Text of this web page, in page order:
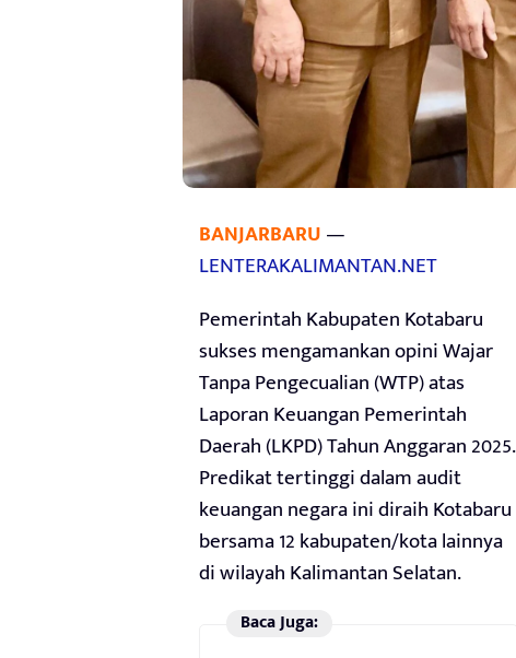
BANJARBARU—
LENTERAKALIMANTAN.NET
Pemerintah Kabupaten Kotabaru
sukses mengamankan opini Wajar
Tanpa Pengecualian (WTP) atas
Laporan Keuangan Pemerintah
Daerah (LKPD) Tahun Anggaran 2025.
Predikat tertinggi dalam audit
keuangan negara ini diraih Kotabaru
bersama 12 kabupaten/kota lainnya
di wilayah Kalimantan Selatan.
Baca Juga: